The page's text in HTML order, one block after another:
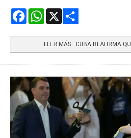
FacebookWhatsApp
LEER MÁS…CUBA REAFIRMA